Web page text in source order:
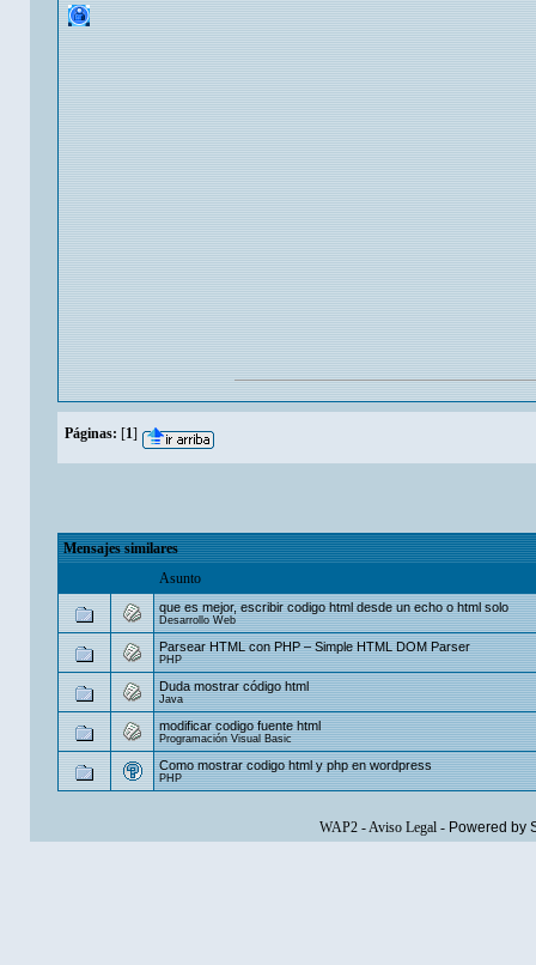
Páginas: [1]
Mensajes similares
Asunto
que es mejor, escribir codigo html desde un echo o html solo
Desarrollo Web
Parsear HTML con PHP – Simple HTML DOM Parser
PHP
Duda mostrar código html
Java
modificar codigo fuente html
Programación Visual Basic
Como mostrar codigo html y php en wordpress
PHP
WAP2-Aviso Legal- Powered by